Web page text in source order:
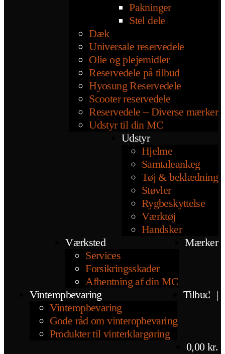
Pakninger
Stel dele
Dæk
Universale reservedele
Olie og plejemidler
Reservedele på tilbud
Hyosung Reservedele
Scooter reservedele
Reservedele – Diverse mærker
Udstyr til din MC
Udstyr
Hjelme
Samtaleanlæg
Tøj & beklædning
Støvler
Rygbeskyttelse
Værktøj
Handsker
Værksted
Services
Forsikringsskader
Afhentning af din MC
Mærker
Vinteropbevaring
Vinteropbevaring
Gode råd om vinteropbevaring
Produkter til vinterklargøring
Tilbud |
0,00 kr.